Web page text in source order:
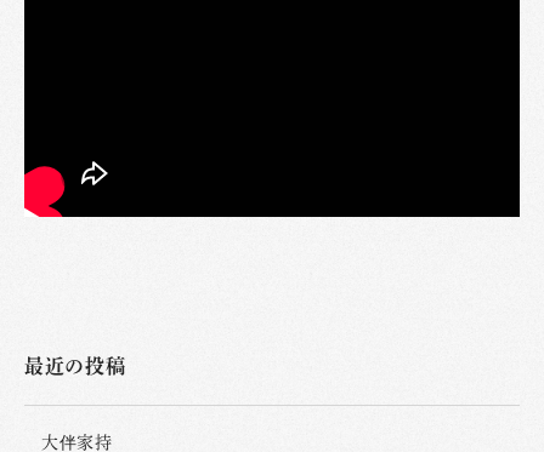
最近の投稿
大伴家持